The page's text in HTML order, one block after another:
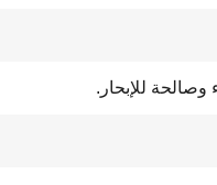
وصالحة للإبحار.